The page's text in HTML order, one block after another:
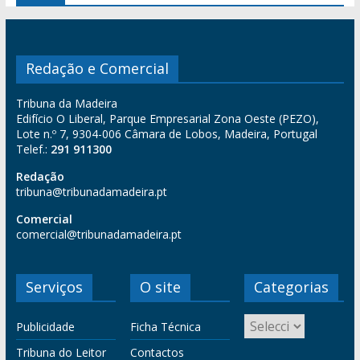
Redação e Comercial
Tribuna da Madeira
Edifício O Liberal, Parque Empresarial Zona Oeste (PEZO),
Lote n.º 7, 9304-006 Câmara de Lobos, Madeira, Portugal
Telef.: 291 911300
Redação
tribuna@tribunadamadeira.pt
Comercial
comercial@tribunadamadeira.pt
Serviços
Publicidade
Tribuna do Leitor
O site
Ficha Técnica
Contactos
Categorias